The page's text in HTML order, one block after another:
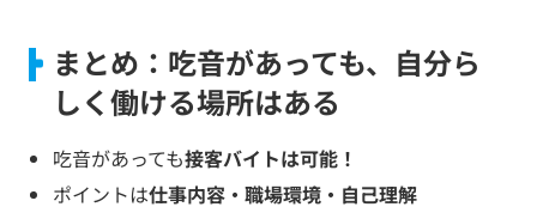
まとめ：吃音があっても、自分ら
しく働ける場所はある
吃音があっても接客バイトは可能！
ポイントは仕事内容・職場環境・自己理解